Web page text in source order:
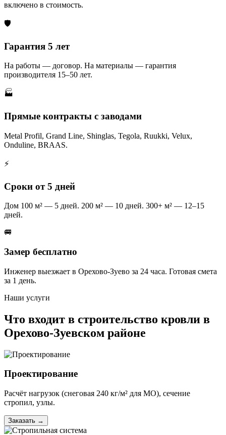
включено в стоимость.
🛡️
Гарантия 5 лет
На работы — договор. На материалы — гарантия
производителя 15–50 лет.
🏭
Прямые контракты с заводами
Metal Profil, Grand Line, Shinglas, Tegola, Ruukki, Velux,
Onduline, BRAAS.
⚡
Сроки от 5 дней
Дом 100 м² — 5 дней. 200 м² — 10 дней. 300+ м² — 12–15
дней.
🚐
Замер бесплатно
Инженер выезжает в Орехово-Зуево за 24 часа. Готовая смета
за 1 день.
Наши услуги
Что входит в строительство кровли в
Орехово-Зуевском районе
Проектирование
Расчёт нагрузок (снеговая 240 кг/м² для МО), сечение
стропил, узлы.
Заказать →